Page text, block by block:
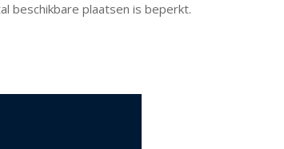
beschikbare plaatsen is beperkt.